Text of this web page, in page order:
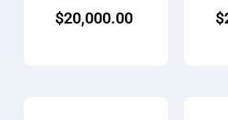
$20,000.00 $